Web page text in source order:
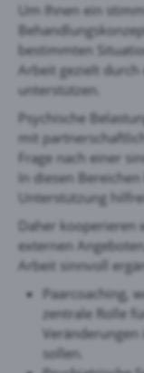
Um Ihnen ein
bestimmten
Arbeit gezielt durch
unterstützen.
Psychische
mit
Frage nach einer
In diesen
Unterstützung
Daher
externen
Arbeit sinnvoll
Paarcoaching,
zentrale Rolle
sollen.